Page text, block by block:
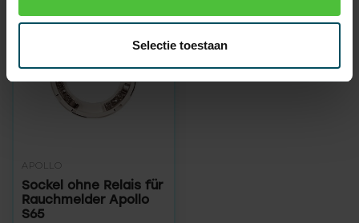
Selectie toestaan
APOLLO
Sockel ohne Relais für
Rauchmelder Apollo
S65